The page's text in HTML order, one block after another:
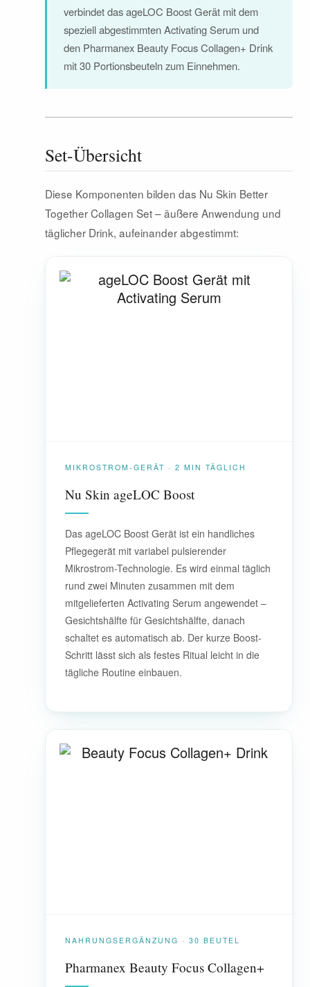
verbindet das ageLOC Boost Gerät mit dem
speziell abgestimmten Activating Serum und
den Pharmanex Beauty Focus Collagen+ Drink
mit 30 Portionsbeuteln zum Einnehmen.
Set-Übersicht
Diese Komponenten bilden das Nu Skin Better
Together Collagen Set – äußere Anwendung und
täglicher Drink, aufeinander abgestimmt:
MIKROSTROM-GERÄT · 2 MIN TÄGLICH
Nu Skin ageLOC Boost
Das ageLOC Boost Gerät ist ein handliches
Pflegegerät mit variabel pulsierender
Mikrostrom-Technologie. Es wird einmal täglich
rund zwei Minuten zusammen mit dem
mitgelieferten Activating Serum angewendet –
Gesichtshälfte für Gesichtshälfte, danach
schaltet es automatisch ab. Der kurze Boost-
Schritt lässt sich als festes Ritual leicht in die
tägliche Routine einbauen.
NAHRUNGSERGÄNZUNG · 30 BEUTEL
Pharmanex Beauty Focus Collagen+